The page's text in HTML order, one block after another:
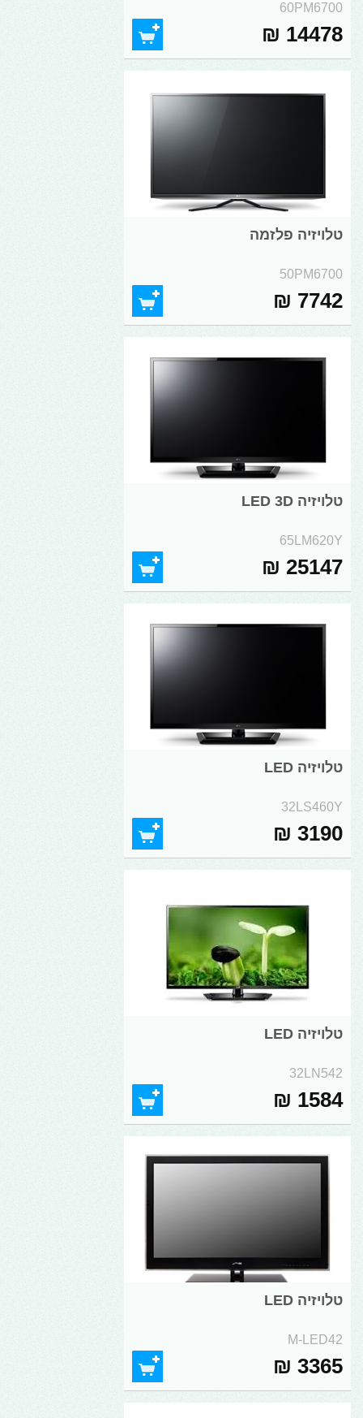
60PM6700
14478 ₪
טלויזיה פלזמה
50PM6700
7742 ₪
טלויזיה LED 3D
65LM620Y
25147 ₪
טלויזיה LED
32LS460Y
3190 ₪
טלויזיה LED
32LN542
1584 ₪
טלויזיה LED
M-LED42
3365 ₪